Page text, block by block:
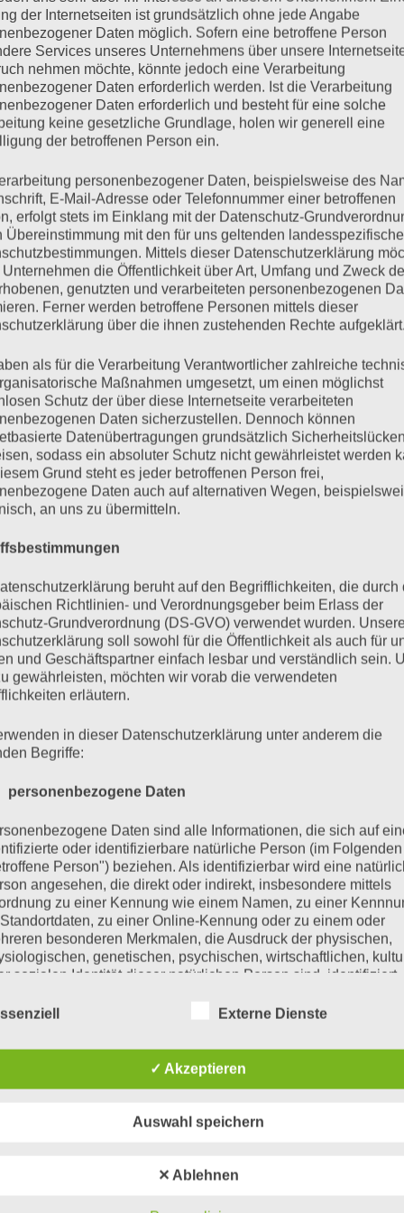
bei ihren speziellen Eigennamen genannt werden.
Aldi, finde ich das auch null witzig.
hört sich mein Gedankenwirrwarr an.
und macht zeitgleichhm-hm
in
und irgendwie reicht mir das auch gerade. Mehr
könnte ich heute sowieso nicht ertragen,
vor, wie beim Therapeuten, mit dem Unterschied,
auch, heute zumindest. Sonst kostet mich Karl
weil er ständig versucht, mich auf den Pfad der
Schlaumeiereien, keine zuckenden Nerven.
ziemlich verloren, aus Gründen. Ich fing schon
undeutlich zu erkennen, irgendwie wächsern,
in ein oder zwei Tagen gar nicht mehr
habe ich wie ein Chamäleon die Farbe des
nach etwas aussehen kann, wenn er nicht mehr
mehr gerührt und auch schon einige Minuten
mich, ob er mich noch sehen kann, traue mich
weil ich Angst habe, dass sich meine
Wer bereit ist, dich zu sehen, wird dich sehen,
übrigens bei allen Dingen auf dieser Welt. Der Mut
mich so sehr, dass mir fast die Kaffeetasse
ist. Ein wenig Milchschaum klebt eingetrocknet
doch nicht. Mein linkes Augenlid beginnt leicht zu
bald riechen, wenn du so weiter machst. Da
dich finden.«, Karl setzt sich auf und schenkt
Bier aus dem Kühlschrank zu holen.
eine Schachtel Streichhölzer hinterher, weil
für zu gewagt halte. Ich bereue meinen
sich im Flug quer durch das Zimmer
ich mal ein Buch genommen. Karl öffnet sein Bier,
der Internetseiten ist grundsätzlich ohne jede Angabe
Daten möglich. Sofern eine betroffene Person
Services unseres Unternehmens über unsere
nehmen möchte, könnte jedoch eine Verarbeitung
Daten erforderlich werden. Ist die Verarbeitung
Daten erforderlich und besteht für eine solche
keine gesetzliche Grundlage, holen wir generell eine
der betroffenen Person ein.
personenbezogener Daten, beispielsweise des
E-Mail-Adresse oder Telefonnummer einer betroffenen
erfolgt stets im Einklang mit der Datenschutz-
Übereinstimmung mit den für uns geltenden
Mittels dieser Datenschutzerklärung
Unternehmen die Öffentlichkeit über Art, Umfang und Zweck
genutzten und verarbeiteten personenbezogenen
Ferner werden betroffene Personen mittels dieser
über die ihnen zustehenden Rechte aufgeklärt.
als für die Verarbeitung Verantwortlicher zahlreiche
Maßnahmen umgesetzt, um einen möglichst
Schutz der über diese Internetseite verarbeiteten
Daten sicherzustellen. Dennoch können
Datenübertragungen grundsätzlich Sicherheitslücken
sodass ein absoluter Schutz nicht gewährleistet werden
Grund steht es jeder betroffenen Person frei,
Daten auch auf alternativen Wegen,
an uns zu übermitteln.
beruht auf den Begrifflichkeiten, die durch
Richtlinien- und Verordnungsgeber beim Erlass der
Grundverordnung (DS-GVO) verwendet wurden. Unsere
soll sowohl für die Öffentlichkeit als auch für
und Geschäftspartner einfach lesbar und verständlich sein.
gewährleisten, möchten wir vorab die verwendeten
erläutern.
in dieser Datenschutzerklärung unter anderem die
Begriffe:
Daten
Daten sind alle Informationen, die sich auf
oder identifizierbare natürliche Person (im Folgenden
Person") beziehen. Als identifizierbar wird eine
angesehen, die direkt oder indirekt, insbesondere mittels
zu einer Kennung wie einem Namen, zu einer
zu einer Online-Kennung oder zu einem oder
besonderen Merkmalen, die Ausdruck der physischen,
genetischen, psychischen, wirtschaftlichen,
sozialen Identität dieser natürlichen Person sind, identifiziert
Person ist jede identifizierte oder identifizierbare
deren personenbezogene Daten von dem für die
ist jeder mit oder ohne Hilfe automatisierter Verfahren
Externe Dienste
✓ Akzeptieren
Auswahl speichern
✕ Ablehnen